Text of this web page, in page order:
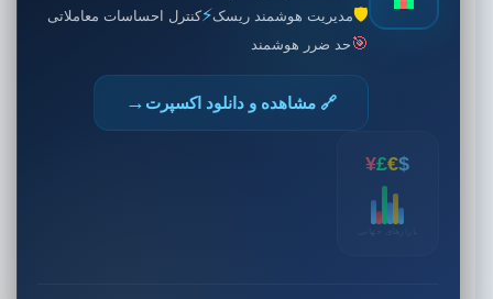
🛡️ مدیریت هوشمند ریسک⚡کنترل احساسات معاملاتی
🎯حد ضرر هوشمند
🔗 مشاهده و دانلود اکسپرت→
$
€
£
¥
بازارهای جهانی